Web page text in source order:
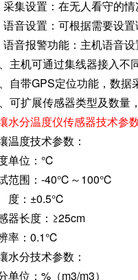
采集设置：在无人看守的
音设置：可根据需要设置
语音报警功能：主机语音
主机可通过集线器接入不
自带GPS定位功能，数据
可扩展传感器类型及数量
水分温度仪传感器技术参
温度技术参数：
单位：℃
范围：-40℃～100℃
度：±0.5℃
器长度：≥25cm
率：0.1℃
水分技术参数：
单位：%（m3/m3）